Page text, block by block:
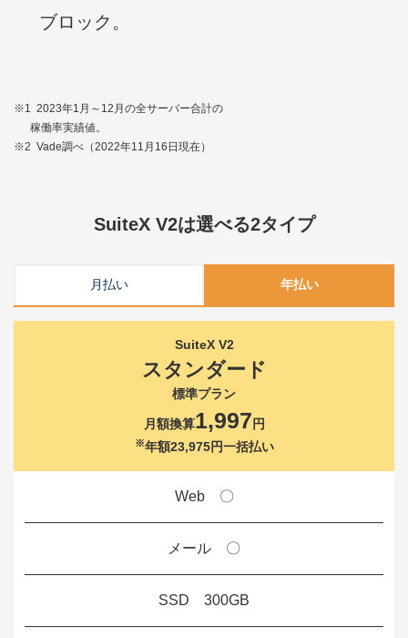
ブロック。
※1 2023年1月～12月の全サーバー合計の
稼働率実績値。
※2 Vade調べ（2022年11月16日現在）
SuiteX V2は選べる2タイプ
月払い 年払い
SuiteX V2
スタンダード
標準プラン
月額換算1,997 円
※年額23,975円一括払い
Web 〇
メール 〇
SSD 300GB